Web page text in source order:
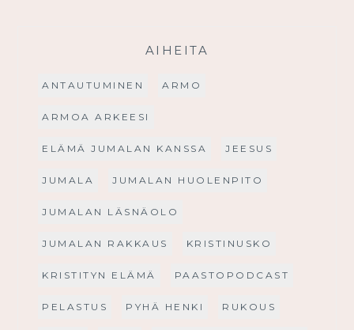
AIHEITA
ANTAUTUMINEN ARMO
ARMOA ARKEESI
ELÄMÄ JUMALAN KANSSA JEESUS
JUMALA JUMALAN HUOLENPITO
JUMALAN LÄSNÄOLO
JUMALAN RAKKAUS KRISTINUSKO
KRISTITYN ELÄMÄ PAASTOPODCAST
PELASTUS PYHÄ HENKI RUKOUS